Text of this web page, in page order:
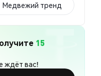
Медвежий тренд
15
ждёт вас!